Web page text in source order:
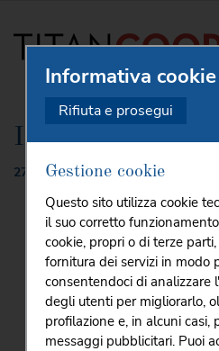
Inaugurazione
27 Giu/2018
Informativa cookie
Rifiuta e prosegui
Gestione cookie
Questo sito utilizza cookie
il suo corretto
cookie, propri o di terze
fornitura dei servizi in modo
consentendoci di analizzare
degli utenti per migliorarlo,
profilazione e, in alcuni casi,
messaggi pubblicitari. Puoi